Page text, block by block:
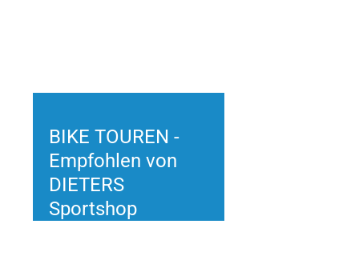
BIKE TOUREN -
Empfohlen von
DIETERS
Sportshop